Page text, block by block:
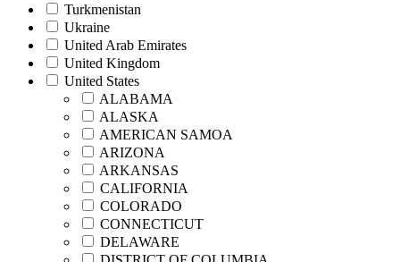
Turkmenistan
Ukraine
United Arab Emirates
United Kingdom
United States
ALABAMA
ALASKA
AMERICAN SAMOA
ARIZONA
ARKANSAS
CALIFORNIA
COLORADO
CONNECTICUT
DELAWARE